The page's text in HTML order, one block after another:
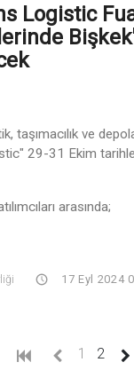
Logistic
taşımacılık ve
29-31 Ekim
arasında;
17 Eyl 2024
1 2